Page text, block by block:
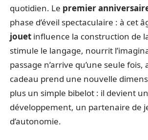
quotidien. Le premier
phase d’éveil spectaculaire : à cet
jouet influence la construction de
stimule le langage, nourrit
passage n’arrive qu’une seule fois,
cadeau prend une nouvelle
plus un simple bibelot : il devient
développement, un partenaire de
d’autonomie.